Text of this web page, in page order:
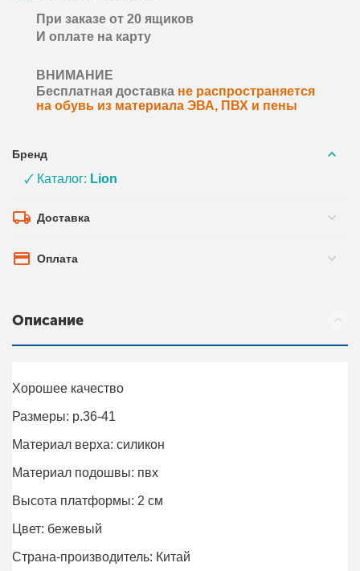
При заказе от 20 ящиков
И оплате на карту
ВНИМАНИЕ
Бесплатная доставка не распространяется
на обувь из материала ЭВА, ПВХ и пены
Бренд
🗸 Каталог: Lion
Доставка
Оплата
Описание
Хорошее качество
Размеры: р.36-41
Материал верха: силикон
Материал подошвы: пвх
Высота платформы: 2 см
Цвет: бежевый
Страна-производитель: Китай